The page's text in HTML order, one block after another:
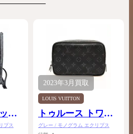
ク
プス
2023年3月 買取
LOUIS VUITTON
トゥルース トワレ
PM
グレー / モノグラム エクリプス